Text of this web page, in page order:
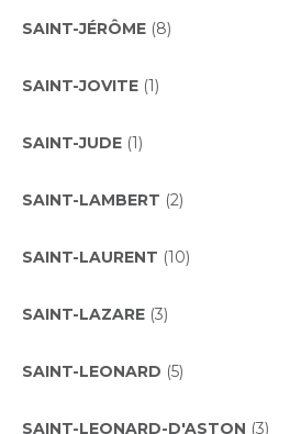
SAINT-JÉRÔME (8)
SAINT-JOVITE (1)
SAINT-JUDE (1)
SAINT-LAMBERT (2)
SAINT-LAURENT (10)
SAINT-LAZARE (3)
SAINT-LEONARD (5)
SAINT-LEONARD-D'ASTON (3)